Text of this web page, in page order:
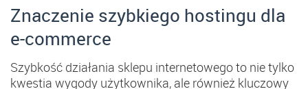
Znaczenie szybkiego hostingu dla
e-commerce
Szybkość działania sklepu internetowego to nie tylko
kwestia wygody użytkownika, ale również kluczowy